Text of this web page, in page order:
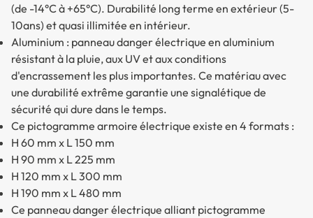
(de -14°C à +65°C). Durabilité long terme en extérieur (5-
10ans) et quasi illimitée en intérieur.
Aluminium : panneau danger électrique en aluminium
résistant à la pluie, aux UV et aux conditions
d'encrassement les plus importantes. Ce matériau avec
une durabilité extrême garantie une signalétique de
sécurité qui dure dans le temps.
Ce pictogramme armoire électrique existe en 4 formats :
H 60 mm x L 150 mm
H 90 mm x L 225 mm
H 120 mm x L 300 mm
H 190 mm x L 480 mm
Ce panneau danger électrique alliant pictogramme